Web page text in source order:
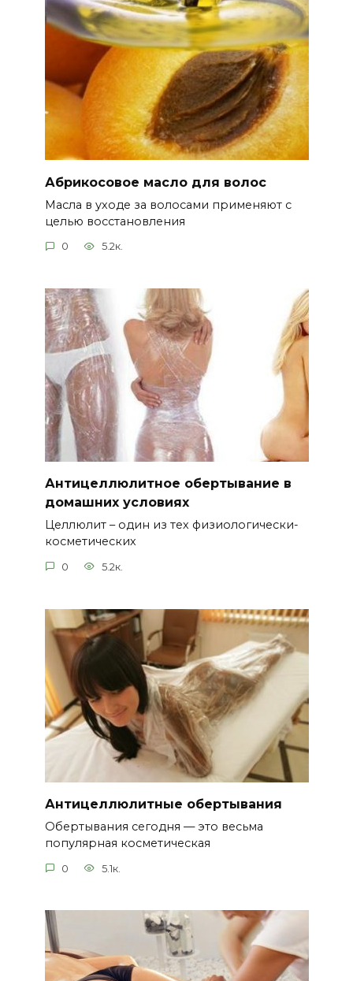
Абрикосовое масло для волос
Масла в уходе за волосами применяют с
целью восстановления
0 5.2к.
Антицеллюлитное обертывание в
домашних условиях
Целлюлит – один из тех физиологически-
косметических
0 5.2к.
Антицеллюлитные обертывания
Обертывания сегодня — это весьма
популярная косметическая
0 5.1к.